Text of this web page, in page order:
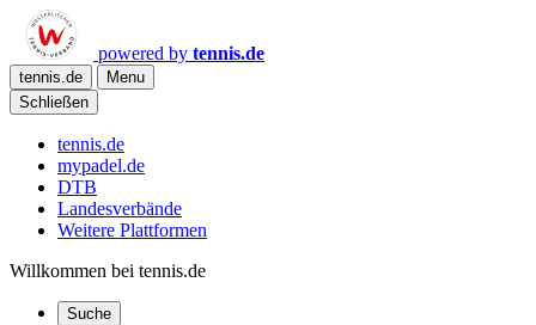
powered by tennis.de
tennis.de
Menu
Schließen
tennis.de
mypadel.de
DTB
Landesverbände
Weitere Plattformen
Willkommen bei tennis.de
Suche